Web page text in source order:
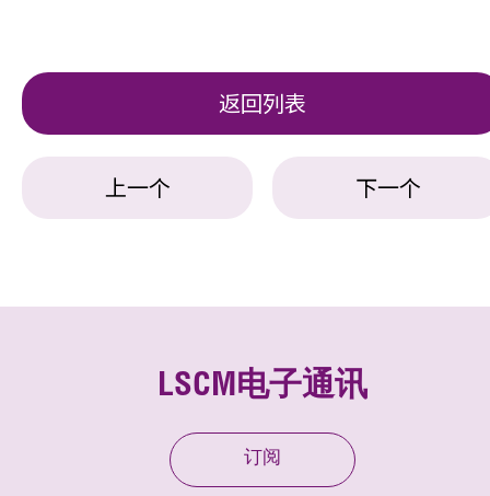
返回列表
上一个 下一个
LSCM电子通讯
订阅